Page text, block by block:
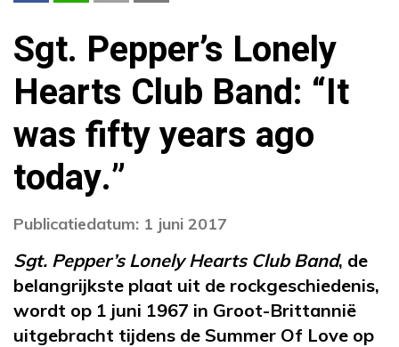
Sgt. Pepper’s Lonely
Hearts Club Band: “It
was fifty years ago
today.”
Publicatiedatum: 1 juni 2017
Sgt. Pepper’s Lonely Hearts Club Band, de
belangrijkste plaat uit de rockgeschiedenis,
wordt op 1 juni 1967 in Groot-Brittannië
uitgebracht tijdens de Summer Of Love op